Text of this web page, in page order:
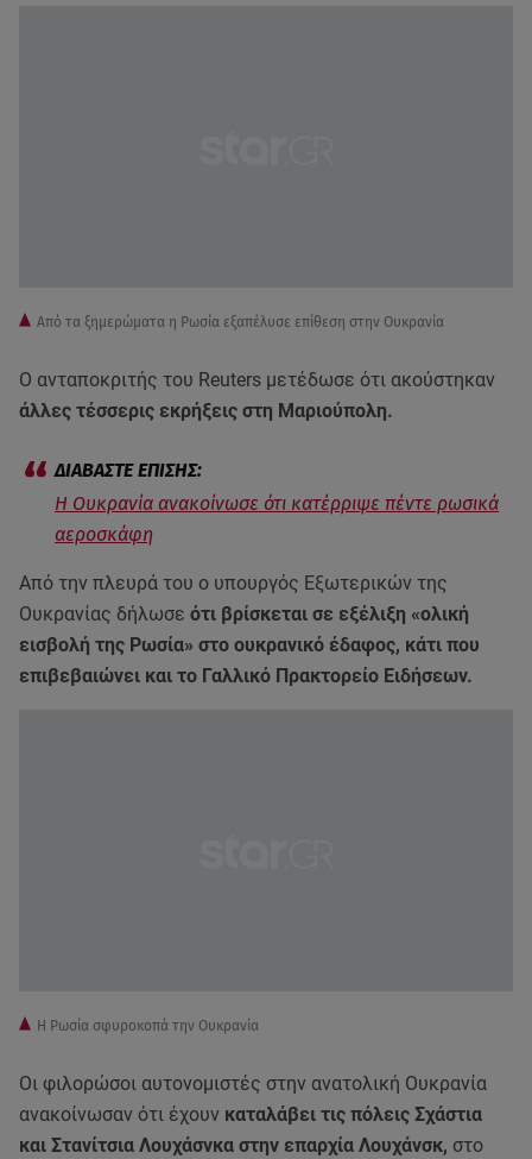
Από τα ξημερώματα η Ρωσία εξαπέλυσε επίθεση στην Ουκρανία
O ανταποκριτής του Reuters μετέδωσε ότι ακούστηκαν
άλλες τέσσερις εκρήξεις στη Μαριούπολη.
H Ουκρανία ανακοίνωσε ότι κατέρριψε πέντε ρωσικά
αεροσκάφη
Από την πλευρά του ο υπουργός Εξωτερικών της
Ουκρανίας δήλωσε ότι βρίσκεται σε εξέλιξη «ολική
εισβολή της Ρωσία» στο ουκρανικό έδαφος, κάτι που
επιβεβαιώνει και το Γαλλικό Πρακτορείο Ειδήσεων.
Η Ρωσία σφυροκοπά την Ουκρανία
Οι φιλορώσοι αυτονομιστές στην ανατολική Ουκρανία
ανακοίνωσαν ότι έχουν καταλάβει τις πόλεις Σχάστια
και Στανίτσια Λουχάσνκα στην επαρχία Λουχάνσκ, στο